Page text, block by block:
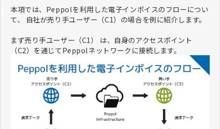
本項では、Peppolを利用した電子インボイスのフローについ
て、 自社が売り手ユーザー（C1）の場合を例に紹介します。
まず売り手ユーザー（C1） は、自身のアクセスポイント
（C2）を通じてPeppolネットワークに接続します。